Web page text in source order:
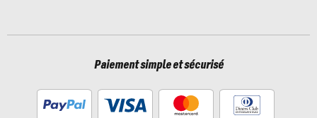
Paiement simple et sécurisé